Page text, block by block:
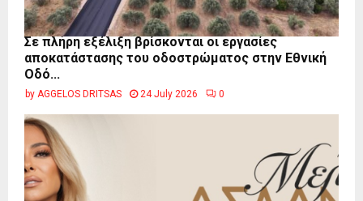
Σε πλήρη εξέλιξη βρίσκονται οι εργασίες
αποκατάστασης του οδοστρώματος στην Εθνική
Οδό...
by AGGELOS DRITSAS 24 July 2026 0